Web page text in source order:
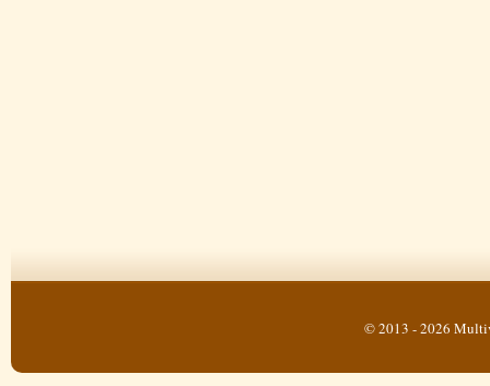
© 2013 - 2026